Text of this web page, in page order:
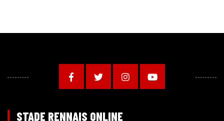
STADE RENNAIS ONLINE